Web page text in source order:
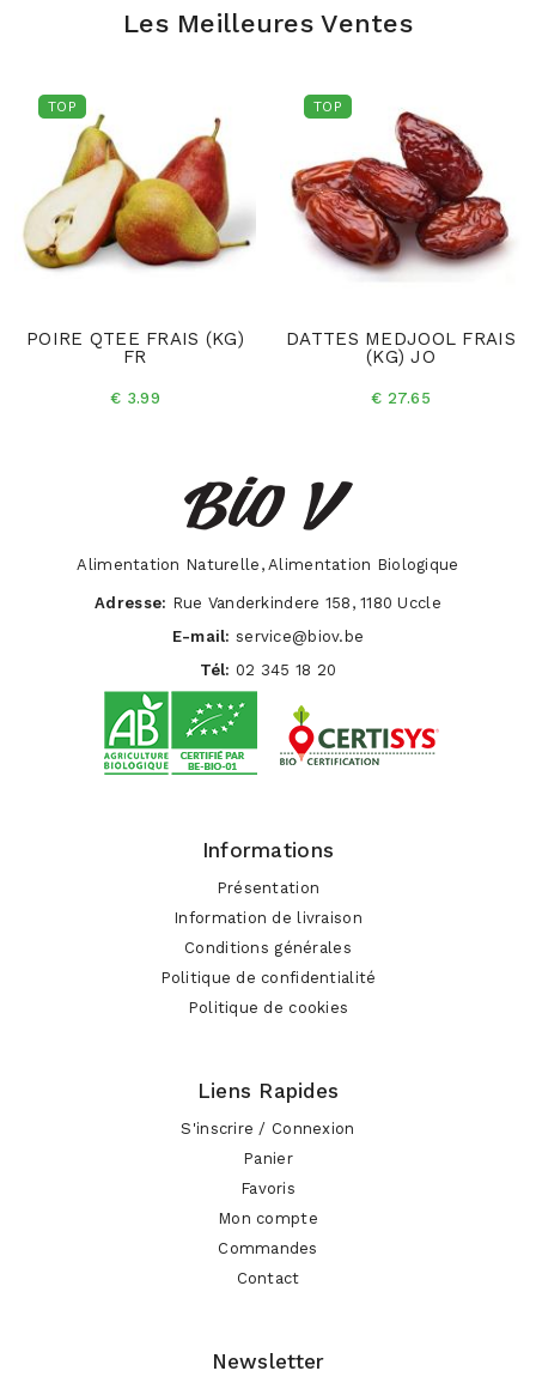
Les Meilleures Ventes
TOP
POIRE QTEE FRAIS (KG)
FR
€ 3.99
TOP
DATTES MEDJOOL FRAIS
(KG) JO
€ 27.65
Alimentation Naturelle, Alimentation Biologique
Adresse: Rue Vanderkindere 158, 1180 Uccle
E-mail: service@biov.be
Tél: 02 345 18 20
Informations
Présentation
Information de livraison
Conditions générales
Politique de confidentialité
Politique de cookies
Liens Rapides
S'inscrire / Connexion
Panier
Favoris
Mon compte
Commandes
Contact
Newsletter